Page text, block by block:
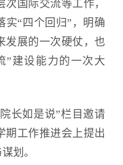
国际交流等工作，
实“四个回归”，明确
发展的一次硬仗，也
”建设能力的一次大
长如是说”栏目邀请
期工作推进会上提出
划 。